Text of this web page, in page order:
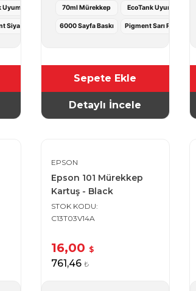
Uyumlu
Siyah
70ml Mürekkep EcoTank Uyumlu
6000 Sayfa Baskı Pigment Sarı Renk
Sepete Ekle
Detaylı İncele
EPSON
Epson 101 Mürekkep
Kartuş - Black
STOK KODU
C13T03V14A
16,00 $
761,46 ₺